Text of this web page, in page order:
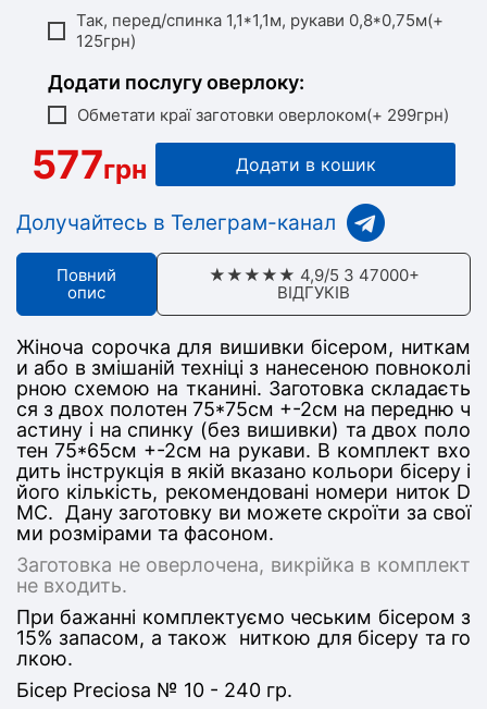
Так, перед/спинка 1,1*1,1м, рукави 0,8*0,75м(+
125грн)
Додати послугу оверлоку:
Обметати краї заготовки оверлоком(+ 299грн)
577грн Додати в кошик
Долучайтесь в Телеграм-канал
Повний
опис
★★★★★ 4,9/5 З 47000+
ВІДГУКІВ
Жіноча сорочка для вишивки бісером, ниткам
и або в змішаній техніці з нанесеною повноколі
рною схемою на тканині. Заготовка складаєть
ся з двох полотен 75*75см +-2см на передню ч
астину і на спинку (без вишивки) та двох поло
тен 75*65см +-2см на рукави. В комплект вхо
дить інструкція в якій вказано кольори бісеру і
його кількість, рекомендовані номери ниток D
MC. Дану заготовку ви можете скроїти за свої
ми розмірами та фасоном.
Заготовка не оверлочена, викрійка в комплект
не входить.
При бажанні комплектуємо чеським бісером з
15% запасом, а також ниткою для бісеру та го
лкою.
Бісер Preciosa № 10 - 240 гр.